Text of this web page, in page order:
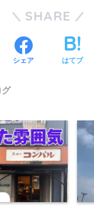
SHARE
シェア はてブ
グ